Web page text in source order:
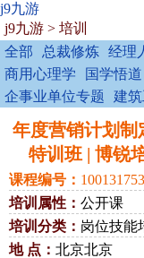
j9九游
j9九游 > 培训
全部
总裁修炼 经理
商用心理学
国学悟道
企事业单位专题
建
年度营销计划制
特训班 | 博锐
课程编号： 100131753
培训属性： 公开课
培训分类： 岗位技能
地 点： 北京北京